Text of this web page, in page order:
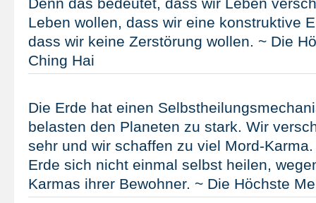
Leben wollen, dass wir eine konstruktive
dass wir keine Zerstörung wollen. ~ Die
Ching Hai
Die Erde hat einen
belasten den Planeten zu stark. Wir
sehr und wir schaffen zu viel Mord-
Erde sich nicht einmal selbst heilen,
Karmas ihrer Bewohner. ~ Die Höchste